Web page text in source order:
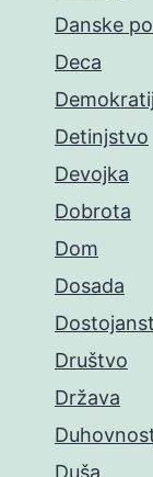
Danske
Deca
Detinjstvo
Devojka
Dobrota
Dom
Dosada
Društvo
Država
Duša